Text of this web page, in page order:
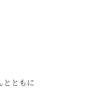
とともに